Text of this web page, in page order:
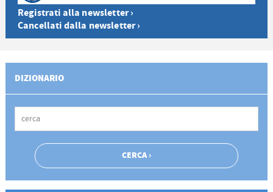
Registrati alla newsletter ›
Cancellati dalla newsletter ›
DIZIONARIO